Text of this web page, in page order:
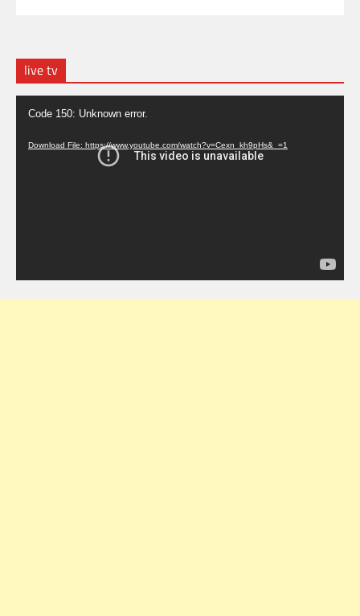
live tv
Video
Player
Code 150: Unknown error.
Download File: https://www.youtube.com/watch?v=Cexn_kh9pHs&_=1